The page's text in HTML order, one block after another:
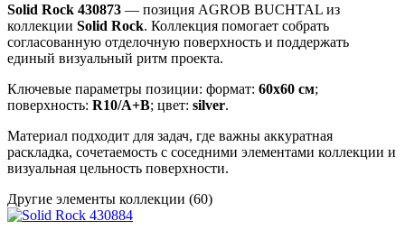
Solid Rock 430873 — позиция AGROB BUCHTAL из
коллекции Solid Rock. Коллекция помогает собрать
согласованную отделочную поверхность и поддержать
единый визуальный ритм проекта.
Ключевые параметры позиции: формат: 60x60 см;
поверхность: R10/A+B; цвет: silver.
Материал подходит для задач, где важны аккуратная
раскладка, сочетаемость с соседними элементами коллекции и
визуальная цельность поверхности.
Другие элементы коллекции (60)